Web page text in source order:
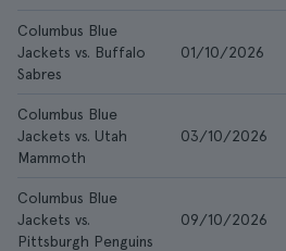
Columbus Blue
Jackets vs. Buffalo
Sabres
01/10/2026
Columbus Blue
Jackets vs. Utah
Mammoth
03/10/2026
Columbus Blue
Jackets vs.
Pittsburgh Penguins
09/10/2026